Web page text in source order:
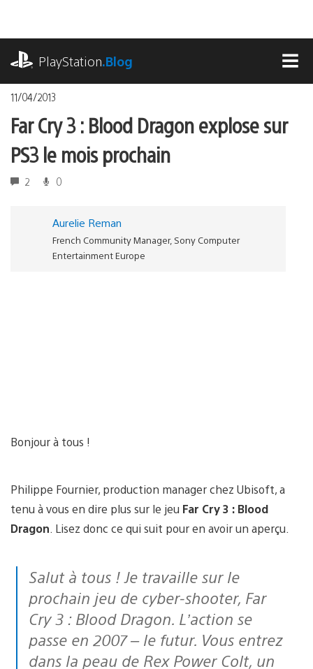
contenu
PlayStation.Blog
11/04/2013
Far Cry 3 : Blood Dragon explose sur
PS3 le mois prochain
2 0
Aurelie Reman
French Community Manager, Sony Computer
Entertainment Europe
Bonjour à tous !
Philippe Fournier, production manager chez Ubisoft,a
tenu à vous en dire plus sur le jeu Far Cry 3 : Blood
Dragon . Lisez donc ce qui suit pour en avoir un aperçu.
Salut à tous ! Je travaille sur le
prochain jeu de cyber-shooter, Far
Cry 3 : Blood Dragon. L’action se
passe en 2007 – le futur. Vous entrez
dans la peau de Rex Power Colt, un